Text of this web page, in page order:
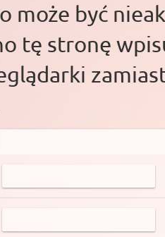
może być
tę stronę